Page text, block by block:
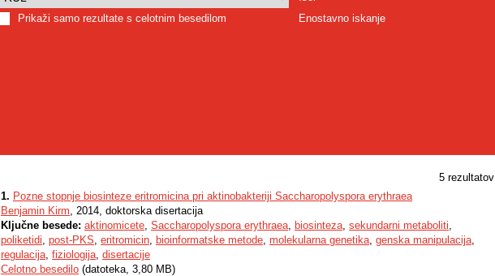
Prikaži samo rezultate s celotnim besedilom
Enostavno iskanje
5 rezultatov
1. Pozne stopnje biosinteze eritromicina pri aktinobakteriji Saccharopolyspora erythraea
Benjamin Kirm, 2014, doktorska disertacija
Ključne besede: aktinomicete, Saccharopolyspora erythraea, biosinteza, sekundarni metaboliti,
poliketidi, post-PKS, eritromicin, bioinformatske metode, molekularna genetika, genska manipulacija,
regulacija, fiziologija, disertacije
Celotno besedilo (datoteka, 3,80 MB)